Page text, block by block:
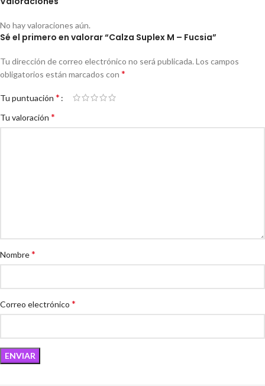
No hay valoraciones aún.
Sé el primero en valorar “Calza Suplex M – Fucsia”
Tu dirección de correo electrónico no será publicada. Los campos
obligatorios están marcados con *
Tu puntuación *
Tu valoración *
Nombre*
Correo electrónico *